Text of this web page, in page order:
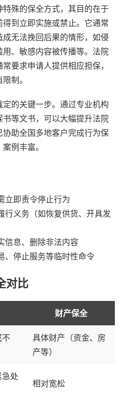
殊的保全方式，其目的在于
到立即实施或禁止。它通常
无法挽回后果的情形，如侵
、敏感内容被传播等。法院
要求申请人提供相应担保，
制。
的关键一步。通过专业机构
等文书，可以大幅提升法院
助全国多地客户完成行为保
例丰富。
立即责令停止行为
行义务（如恢复供货、开具发
信息、删除非法内容
、停止服务等临时性命令
对比
财产保全
具体财产（资金、房
产等）
处
相对宽松